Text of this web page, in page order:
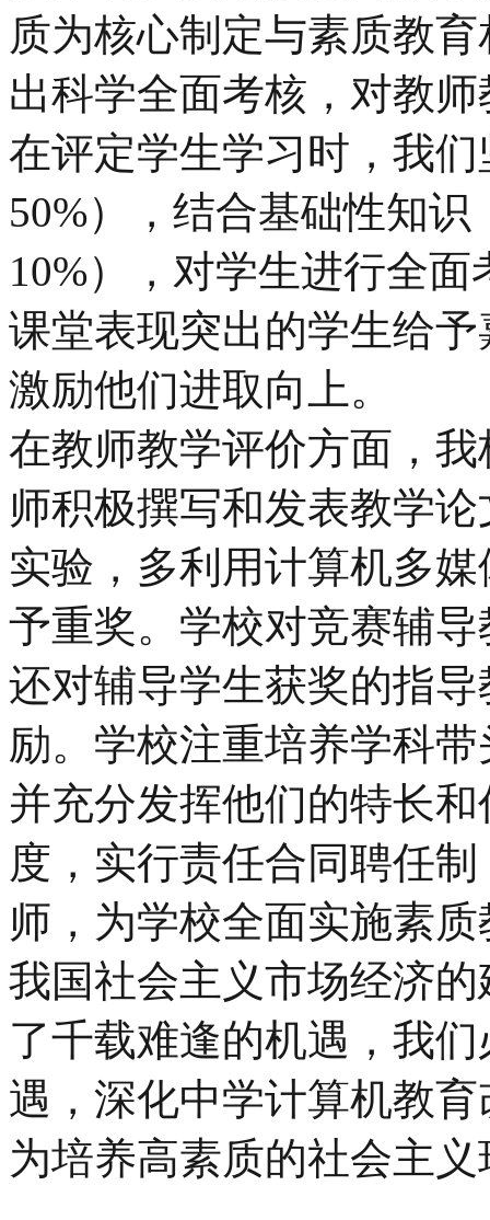
质为核心制定与素质教
出科学全面考核，对教
在评定学生学习时，我
50%），结合基础性知
10%），对学生进行全
课堂表现突出的学生给
激励他们进取向上。
在教师教学评价方面，
师积极撰写和发表教学
实验，多利用计算机多
予重奖。学校对竞赛辅
还对辅导学生获奖的指
励。学校注重培养学科
并充分发挥他们的特长
度，实行责任合同聘任
师，为学校全面实施素
我国社会主义市场经济
了千载难逢的机遇，我
遇，深化中学计算机教
为培养高素质的社会主